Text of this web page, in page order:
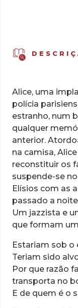
Alice, uma
polícia
estranho, num
qualquer
anterior.
na camisa,
reconstituir os
suspende-se
Elísios com as
passado a
Um jazzista e
que formam
Estariam sob o
Teriam sido
Por que razão
transporta no
E de quem é o